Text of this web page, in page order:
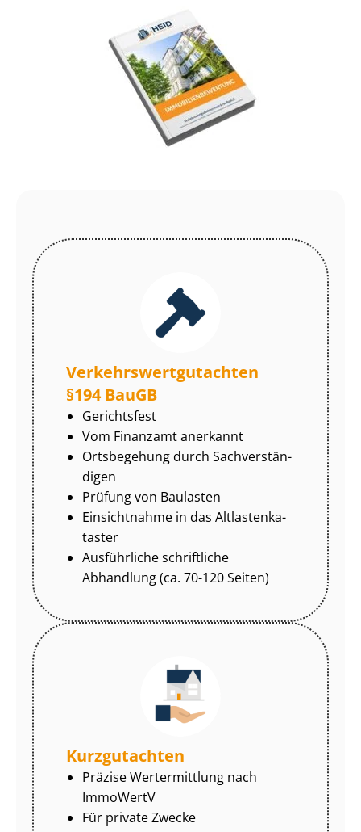
Ver­kehrs­wert­gut­ach­ten
§194 BauGB
Gerichtsfest
Vom Finanzamt anerkannt
Ortsbegehung durch Sach­ver­stän­
di­gen
Prüfung von Baulasten
Einsichtnahme in das Alt­las­ten­ka­
tas­ter
Ausführliche schriftliche
Abhandlung (ca. 70-120 Seiten)
Kurzgutachten
Präzise Wertermittlung nach
ImmoWertV
Für private Zwecke